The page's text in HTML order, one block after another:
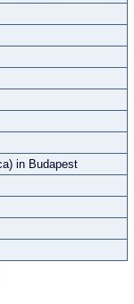
in Budapest